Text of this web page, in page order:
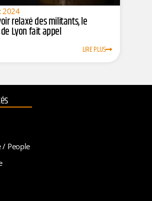
2024
relaxé des militants, le
Lyon fait appel
LIRE PLUS
/ People